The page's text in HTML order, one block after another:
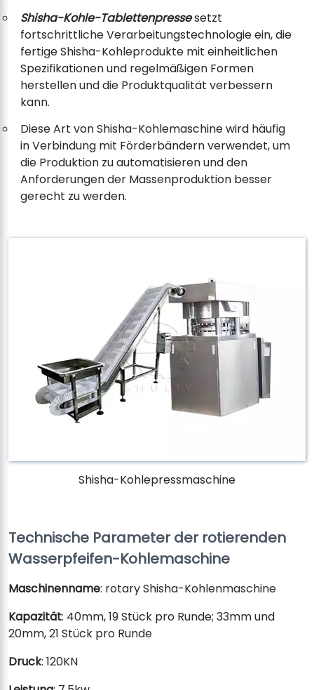
Shisha-Kohle-Tablettenpressesetzt
fortschrittliche Verarbeitungstechnologie ein, die
fertige Shisha-Kohleprodukte mit einheitlichen
Spezifikationen und regelmäßigen Formen
herstellen und die Produktqualität verbessern
kann.
Diese Art von Shisha-Kohlemaschine wird häufig
in Verbindung mit Förderbändern verwendet, um
die Produktion zu automatisieren und den
Anforderungen der Massenproduktion besser
gerecht zu werden.
Shisha-Kohlepressmaschine
Technische Parameter der rotierenden
Wasserpfeifen-Kohlemaschine
Maschinenname: rotary Shisha-Kohlenmaschine
Kapazität: 40mm, 19 Stück pro Runde; 33mm und
20mm, 21 Stück pro Runde
Druck: 120KN